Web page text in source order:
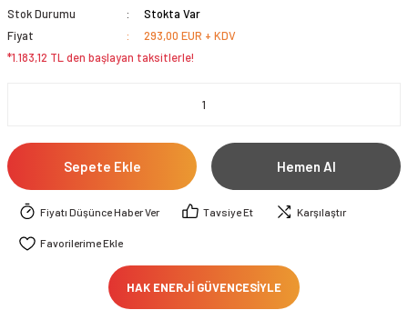
Stok Durumu
Stokta Var
Fiyat
293,00 EUR + KDV
*1.183,12 TL den başlayan taksitlerle!
Sepete Ekle Hemen Al
Fiyatı Düşünce Haber Ver Tavsiye Et Karşılaştır
HAK ENERJİ GÜVENCESİYLE